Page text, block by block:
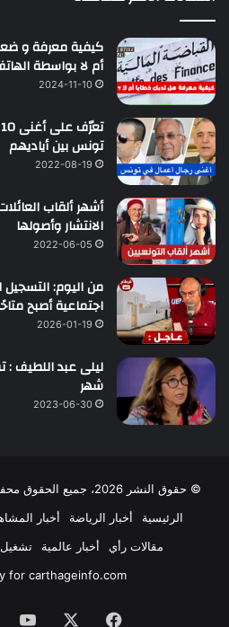
كيفية معرفة و
أم لا بواسطة
2024-11-10
تونس بين أياديهم
2022-08-19
أشهر ألقاب
الانتشار وأصولها
2022-06-05
من اليوم:
اجتماعية أصبح
2026-01-19
ليلى عبد اللطيف
شهر
2023-06-30
© حقوق النشر 2026، جميع الحقوق محفوظة |
الرئيسية
أخبار الرياضة أخبار
مقالات رأي
أخبار عالمية تشغيل
for carthageinfo.com
فيسبوك